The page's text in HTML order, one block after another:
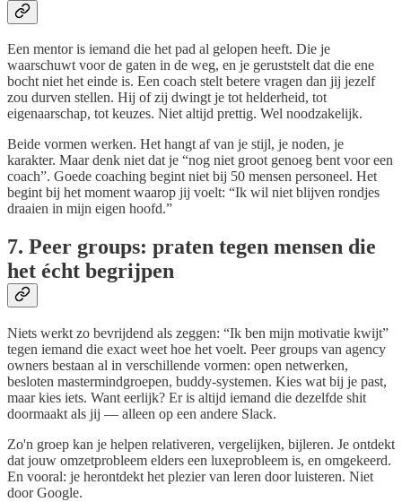
Een mentor is iemand die het pad al gelopen heeft. Die je
waarschuwt voor de gaten in de weg, en je geruststelt dat die ene
bocht niet het einde is. Een coach stelt betere vragen dan jij jezelf
zou durven stellen. Hij of zij dwingt je tot helderheid, tot
eigenaarschap, tot keuzes. Niet altijd prettig. Wel noodzakelijk.
Beide vormen werken. Het hangt af van je stijl, je noden, je
karakter. Maar denk niet dat je “nog niet groot genoeg bent voor een
coach”. Goede coaching begint niet bij 50 mensen personeel. Het
begint bij het moment waarop jij voelt: “Ik wil niet blijven rondjes
draaien in mijn eigen hoofd.”
7. Peer groups: praten tegen mensen die
het écht begrijpen
Niets werkt zo bevrijdend als zeggen: “Ik ben mijn motivatie kwijt”
tegen iemand die exact weet hoe het voelt. Peer groups van agency
owners bestaan al in verschillende vormen: open netwerken,
besloten mastermindgroepen, buddy-systemen. Kies wat bij je past,
maar kies iets. Want eerlijk? Er is altijd iemand die dezelfde shit
doormaakt als jij — alleen op een andere Slack.
Zo'n groep kan je helpen relativeren, vergelijken, bijleren. Je ontdekt
dat jouw omzetprobleem elders een luxeprobleem is, en omgekeerd.
En vooral: je herontdekt het plezier van leren door luisteren. Niet
door Google.